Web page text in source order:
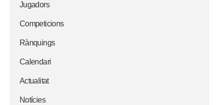
Jugadors
Competicions
Rànquings
Calendari
Actualitat
Notícies